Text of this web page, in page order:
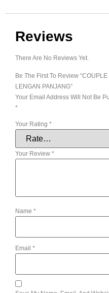
Reviews
There Are No Reviews Yet.
Be The First To Review
LENGAN PANJANG”
Your Email Address Will Not Be
*
Your Rating *
Your Review *
Name *
Email *